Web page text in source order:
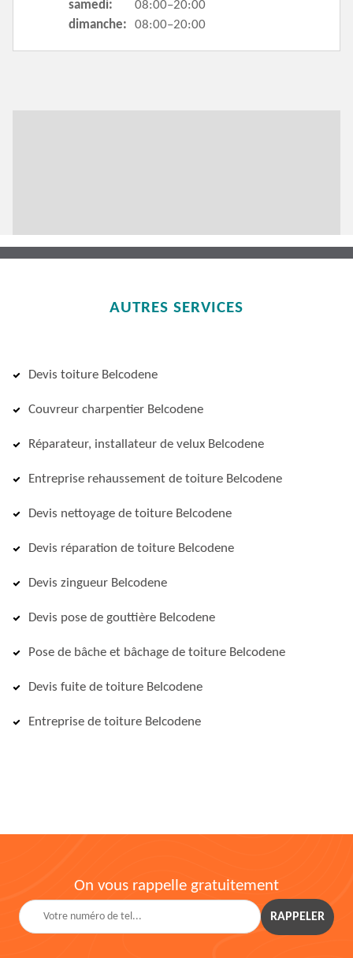
samedi:
08:00–20:00
dimanche:
08:00–20:00
AUTRES SERVICES
Devis toiture Belcodene
Couvreur charpentier Belcodene
Réparateur, installateur de velux Belcodene
Entreprise rehaussement de toiture Belcodene
Devis nettoyage de toiture Belcodene
Devis réparation de toiture Belcodene
Devis zingueur Belcodene
Devis pose de gouttière Belcodene
Pose de bâche et bâchage de toiture Belcodene
Devis fuite de toiture Belcodene
Entreprise de toiture Belcodene
On vous rappelle gratuitement